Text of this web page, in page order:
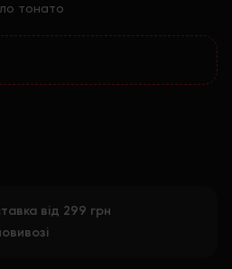
тонато
від 299 грн